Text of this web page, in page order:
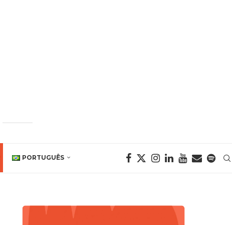
PORTUGUÊS